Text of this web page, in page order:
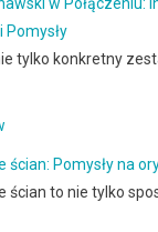
Pomysły
tylko konkretny
ścian: Pomysły na
ścian to nie tylko